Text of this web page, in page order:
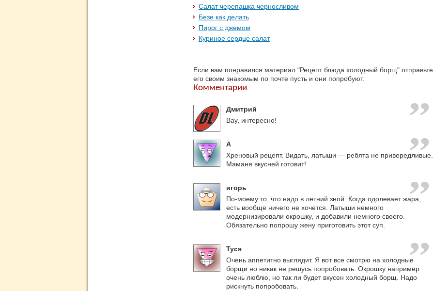
Салат черепашка черносливом
Безе как делать
Пирог с джемом
Куриное сердце салат
Если вам понравился материал "Рецепт блюда холодный борщ" отправьте
его своим знакомым по почте пусть и они попробуют.
Комментарии
Дмитрий
Вау, интересно!
A
Хреновый рецепт. Видать, латыши — ребята не привередливые.
Маманя вкусней готовит!
игорь
По-моему то, что надо в летний зной. Когда одолевает жара,
есть вообще ничего не хочется. Латыши немного
модернизировали окрошку, и добавили немного своего.
Обязательно попрошу жену приготовить этот суп.
Туся
Очень аппетитно выглядит. Я вот все смотрю на холодные
борщи но никак не решусь попробовать. Окрошку например
очень люблю, но так ли будет вкусен холодный борщ. Надо
рискнуть попробовать.